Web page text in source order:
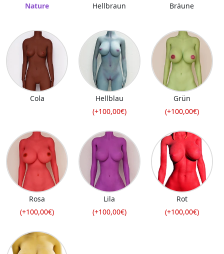
Nature Hellbraun Bräune
Cola
Hellblau
(+100,00€)
Grün
(+100,00€)
Rosa
(+100,00€)
Lila
(+100,00€)
Rot
(+100,00€)